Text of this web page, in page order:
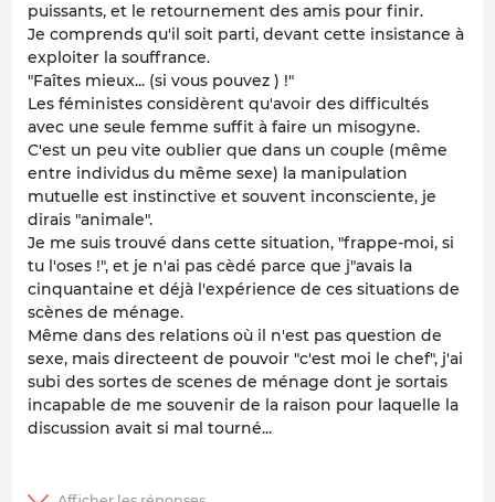
puissants, et le retournement des amis pour finir.
Je comprends qu'il soit parti, devant cette insistance à
exploiter la souffrance.
"Faîtes mieux... (si vous pouvez ) !"
Les féministes considèrent qu'avoir des difficultés
avec une seule femme suffit à faire un misogyne.
C'est un peu vite oublier que dans un couple (même
entre individus du même sexe) la manipulation
mutuelle est instinctive et souvent inconsciente, je
dirais "animale".
Je me suis trouvé dans cette situation, "frappe-moi, si
tu l'oses !", et je n'ai pas cèdé parce que j"avais la
cinquantaine et déjà l'expérience de ces situations de
scènes de ménage.
Même dans des relations où il n'est pas question de
sexe, mais directeent de pouvoir "c'est moi le chef", j'ai
subi des sortes de scenes de ménage dont je sortais
incapable de me souvenir de la raison pour laquelle la
discussion avait si mal tourné...